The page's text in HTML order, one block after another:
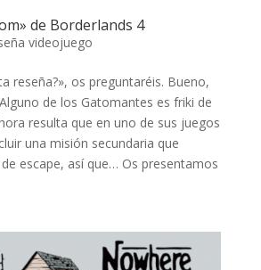
de Borderlands 4
videojuego
reseña?», os preguntaréis. Bueno,
de los Gatomantes es friki de
resulta que en uno de sus juegos
una misión secundaria que
escape, así que… Os presentamos